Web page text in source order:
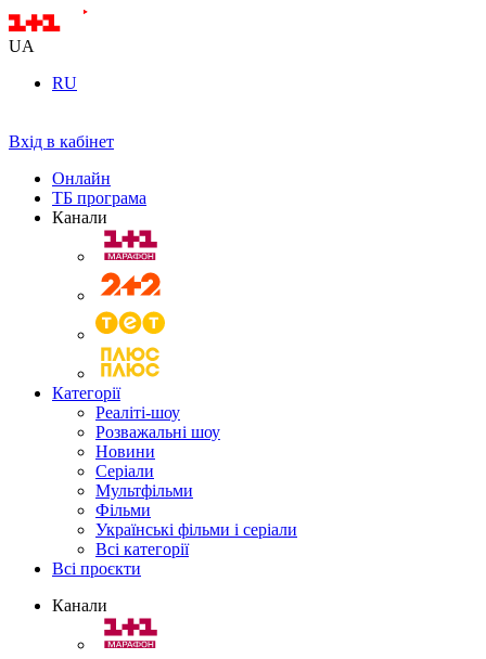
UA
RU
Вхід в кабінет
Онлайн
ТБ програма
Канали
Категорії
Реаліті-шоу
Розважальні шоу
Новини
Серіали
Мультфільми
Фільми
Українські фільми і серіали
Всі категорії
Всі проєкти
Канали